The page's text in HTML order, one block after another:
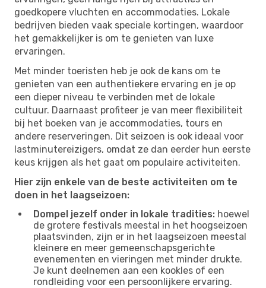
goedkopere vluchten en accommodaties. Lokale
bedrijven bieden vaak speciale kortingen, waardoor
het gemakkelijker is om te genieten van luxe
ervaringen.
Met minder toeristen heb je ook de kans om te
genieten van een authentiekere ervaring en je op
een dieper niveau te verbinden met de lokale
cultuur. Daarnaast profiteer je van meer flexibiliteit
bij het boeken van je accommodaties, tours en
andere reserveringen. Dit seizoen is ook ideaal voor
lastminutereizigers, omdat ze dan eerder hun eerste
keus krijgen als het gaat om populaire activiteiten.
Hier zijn enkele van de beste activiteiten om te
doen in het laagseizoen:
Dompel jezelf onder in lokale tradities: hoewel
de grotere festivals meestal in het hoogseizoen
plaatsvinden, zijn er in het laagseizoen meestal
kleinere en meer gemeenschapsgerichte
evenementen en vieringen met minder drukte.
Je kunt deelnemen aan een kookles of een
rondleiding voor een persoonlijkere ervaring.